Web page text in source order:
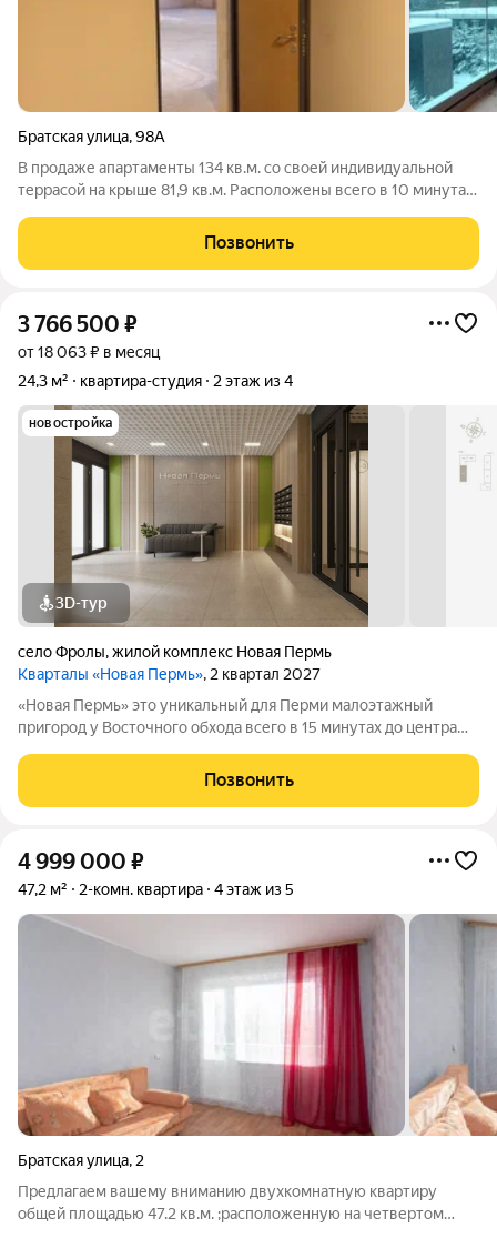
Братская улица,98А
В продаже апартаменты 134 кв.м. со своей индивидуальной
террасой на крыше 81,9 кв.м. Расположены всего в 10 минутах
изумрудных газонов с зелёными елями; современная
архитектура, вписанная в
Позвонить
3 766 500 ₽
от 18 063 ₽ в месяц
24,3 м²
квартира-студия 2 этаж из 4
новостройка
3D-тур
село Фролы,жилой комплекс Новая Пермь
Кварталы «Новая Пермь», 2 квартал 2027
«Новая Пермь» это уникальный для Перми малоэтажный
пригород у Восточного обхода всего в 15 минутах до центра
государственной программы КРТ. Сочетает в себе
преимущества загородной жизни с комфортом
Позвонить
4 999 000 ₽
47,2 м² 2-комн. квартира 4 этаж из 5
Братская улица, 2
Предлагаем вашему вниманию двухкомнатную квартиру
общей площадью 47.2 кв.м. ;расположенную на четвертом